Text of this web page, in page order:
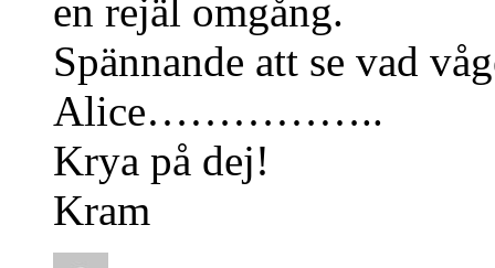
en rejäl omgång.
Spännande att se vad
Alice……………..
Krya på dej!
Kram